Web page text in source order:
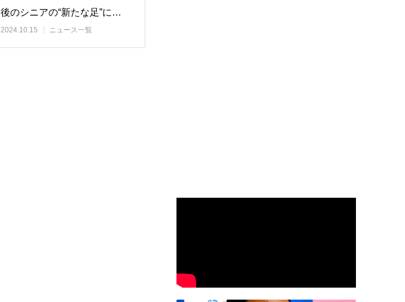
後のシニアの“新たな足”に…
革新の…
2024.10.15 ニュース一覧